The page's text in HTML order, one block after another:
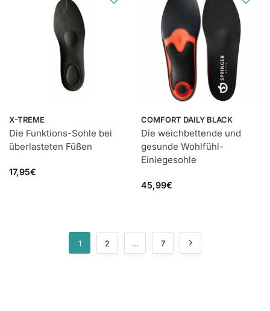
X-TREME
Die Funktions-Sohle bei
überlasteten Füßen
17,95€
COMFORT DAILY BLACK
Die weichbettende und
gesunde Wohlfühl-
Einlegesohle
45,99€
1 2 … 7